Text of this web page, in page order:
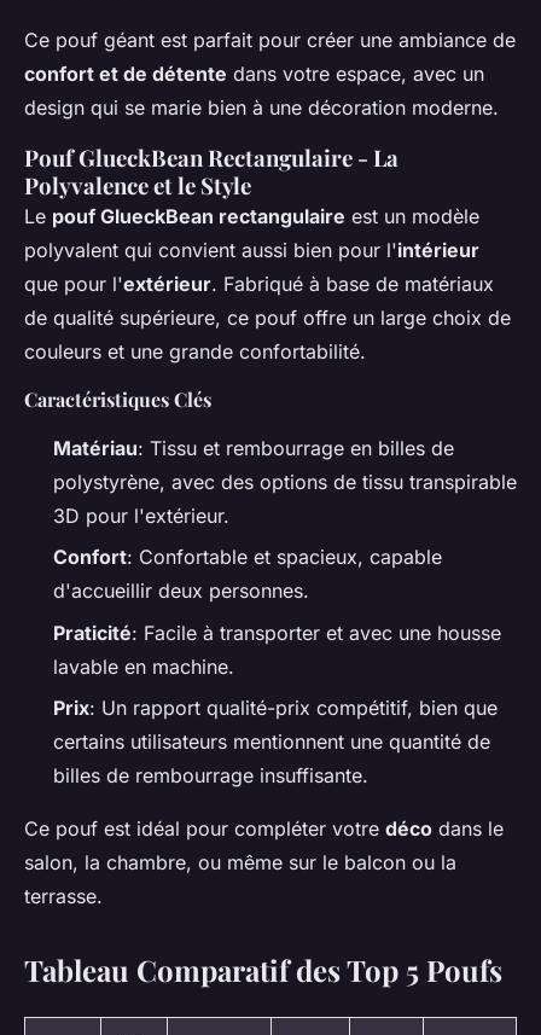
Ce pouf géant est parfait pour créer une ambiance de
confort et de détente dans votre espace, avec un
design qui se marie bien à une décoration moderne.
Pouf GlueckBean Rectangulaire - La
Polyvalence et le Style
Le pouf GlueckBean rectangulaire est un modèle
polyvalent qui convient aussi bien pour l'intérieur
que pour l'extérieur. Fabriqué à base de matériaux
de qualité supérieure, ce pouf offre un large choix de
couleurs et une grande confortabilité.
Caractéristiques Clés
Matériau: Tissu et rembourrage en billes de
polystyrène, avec des options de tissu transpirable
3D pour l'extérieur.
Confort: Confortable et spacieux, capable
d'accueillir deux personnes.
Praticité: Facile à transporter et avec une housse
lavable en machine.
Prix: Un rapport qualité-prix compétitif, bien que
certains utilisateurs mentionnent une quantité de
billes de rembourrage insuffisante.
Ce pouf est idéal pour compléter votre déco dans le
salon, la chambre, ou même sur le balcon ou la
terrasse.
Tableau Comparatif des Top 5 Poufs